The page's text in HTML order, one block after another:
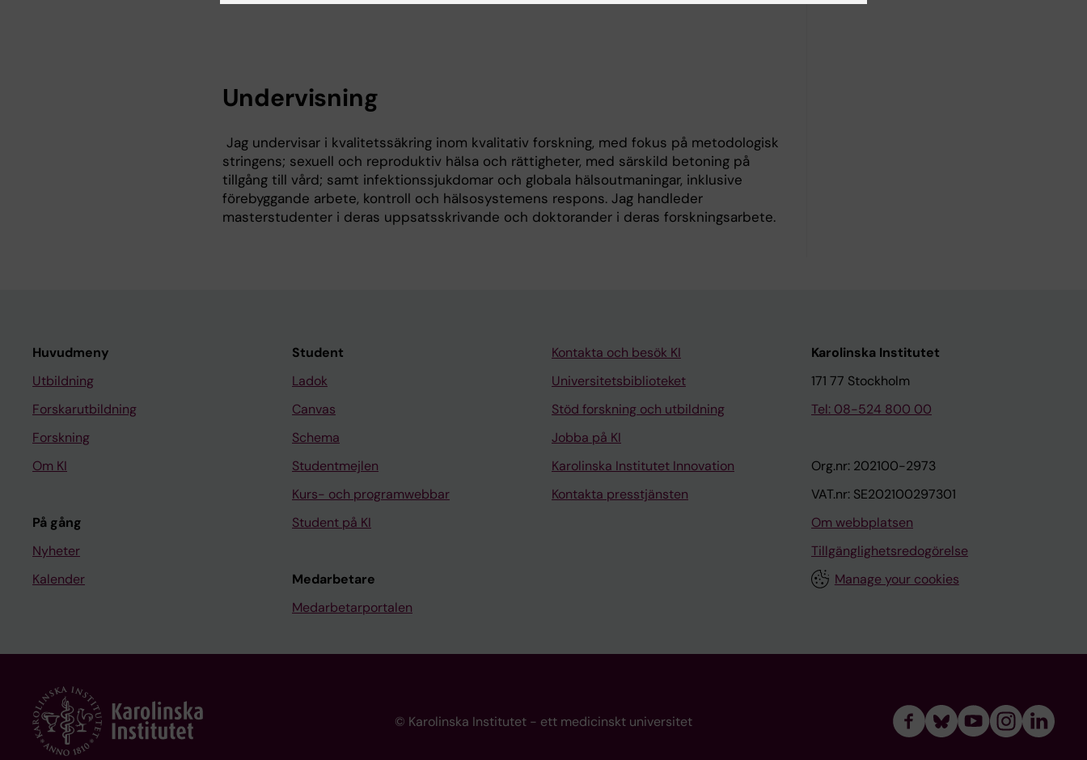
Undervisning
Jag undervisar i kvalitetssäkring inom kvalitativ forskning, med fokus på metodologisk
stringens; sexuell och reproduktiv hälsa och rättigheter, med särskild betoning på
tillgång till vård; samt infektionssjukdomar och globala hälsoutmaningar, inklusive
förebyggande arbete, kontroll och hälso­systemens respons. Jag handleder
masterstudenter i deras uppsatsskrivande och doktorander i deras forskningsarbete.
Huvudmeny
Utbildning
Forskarutbildning
Forskning
Om KI
På gång
Nyheter
Kalender
Student
Ladok
Canvas
Schema
Studentmejlen
Kurs- och programwebbar
Student på KI
Medarbetare
Medarbetarportalen
Kontakta och besök KI
Universitetsbiblioteket
Stöd forskning och utbildning
Jobba på KI
Karolinska Institutet Innovation
Kontakta presstjänsten
Karolinska Institutet
171 77 Stockholm
Tel: 08-524 800 00
Org.nr: 202100-2973
VAT.nr: SE202100297301
Om webbplatsen
Tillgänglighetsredogörelse
Manage your cookies
© Karolinska Institutet - ett medicinskt universitet